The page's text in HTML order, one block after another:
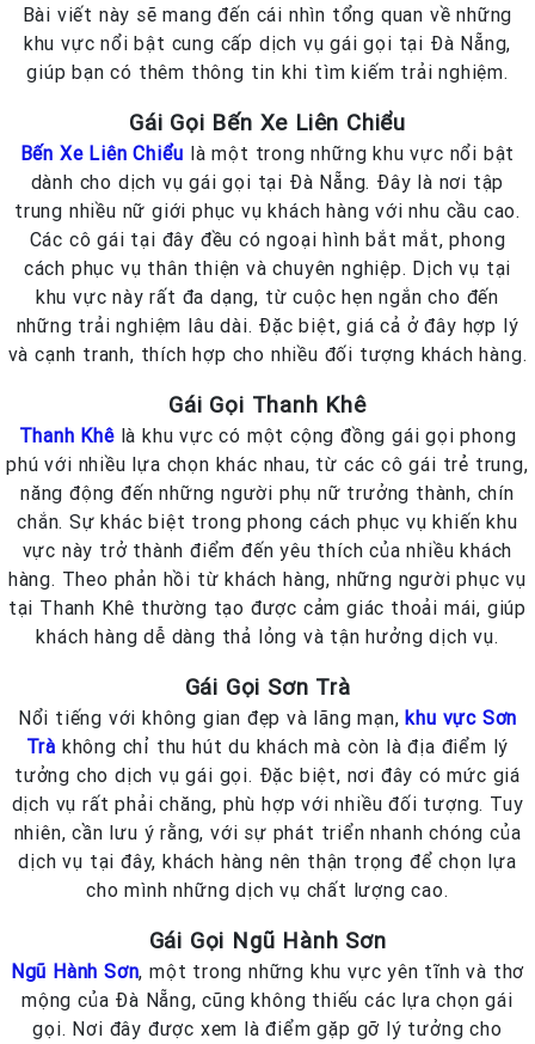
Bài viết này sẽ mang đến cái nhìn tổng quan về những
khu vực nổi bật cung cấp dịch vụ gái gọi tại Đà Nẵng,
giúp bạn có thêm thông tin khi tìm kiếm trải nghiệm.
Gái Gọi Bến Xe Liên Chiểu
Bến Xe Liên Chiểu là một trong những khu vực nổi bật
dành cho dịch vụ gái gọi tại Đà Nẵng. Đây là nơi tập
trung nhiều nữ giới phục vụ khách hàng với nhu cầu cao.
Các cô gái tại đây đều có ngoại hình bắt mắt, phong
cách phục vụ thân thiện và chuyên nghiệp. Dịch vụ tại
khu vực này rất đa dạng, từ cuộc hẹn ngắn cho đến
những trải nghiệm lâu dài. Đặc biệt, giá cả ở đây hợp lý
và cạnh tranh, thích hợp cho nhiều đối tượng khách hàng.
Gái Gọi Thanh Khê
Thanh Khêlà khu vực có một cộng đồng gái gọi phong
phú với nhiều lựa chọn khác nhau, từ các cô gái trẻ trung,
năng động đến những người phụ nữ trưởng thành, chín
chắn. Sự khác biệt trong phong cách phục vụ khiến khu
vực này trở thành điểm đến yêu thích của nhiều khách
hàng. Theo phản hồi từ khách hàng, những người phục vụ
tại Thanh Khê thường tạo được cảm giác thoải mái, giúp
khách hàng dễ dàng thả lỏng và tận hưởng dịch vụ.
Gái Gọi Sơn Trà
Nổi tiếng với không gian đẹp và lãng mạn,khu vực Sơn
Trà không chỉ thu hút du khách mà còn là địa điểm lý
tưởng cho dịch vụ gái gọi. Đặc biệt, nơi đây có mức giá
dịch vụ rất phải chăng, phù hợp với nhiều đối tượng. Tuy
nhiên, cần lưu ý rằng, với sự phát triển nhanh chóng của
dịch vụ tại đây, khách hàng nên thận trọng để chọn lựa
cho mình những dịch vụ chất lượng cao.
Gái Gọi Ngũ Hành Sơn
Ngũ Hành Sơn, một trong những khu vực yên tĩnh và thơ
mộng của Đà Nẵng, cũng không thiếu các lựa chọn gái
gọi. Nơi đây được xem là điểm gặp gỡ lý tưởng cho